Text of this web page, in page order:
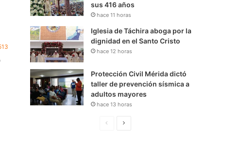
sus 416 años
hace 11 horas
Iglesia de Táchira aboga por la
dignidad en el Santo Cristo
hace 12 horas
Protección Civil Mérida dictó
taller de prevención sísmica a
adultos mayores
hace 13 horas
S